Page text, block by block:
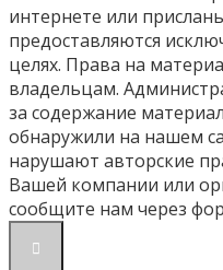
интернете или
предоставляются
целях. Права на
владельцам.
за содержание
обнаружили на нашем
нарушают авторские
Вашей компании или
сообщите нам через